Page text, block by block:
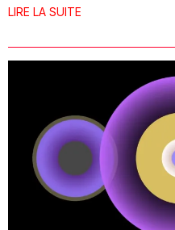
LIRE LA SUITE